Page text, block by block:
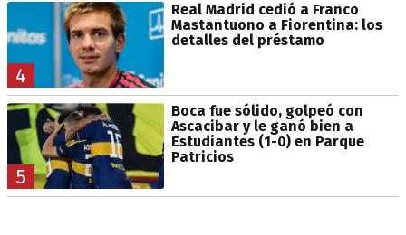
4
Real Madrid cedió a Franco
Mastantuono a Fiorentina: los
detalles del préstamo
5
Boca fue sólido, golpeó con
Ascacibar y le ganó bien a
Estudiantes (1-0) en Parque
Patricios